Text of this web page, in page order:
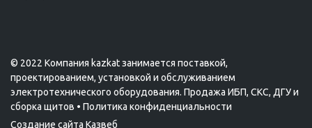
© 2022 Компания kazkat занимается поставкой,
проектированием, установкой и обслуживанием
электротехнического оборудования. Продажа ИБП, СКС, ДГУ и
сборка щитов • Политика конфиденциальности
Создание сайта Казвеб